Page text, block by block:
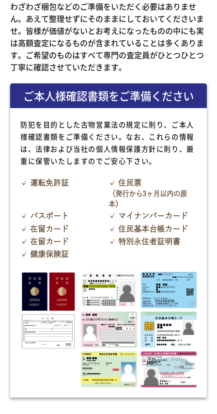
わざわざ梱包などのご準備をいただく必要はありませ
ん。あえて整理せずにそのままにしておいてくださいま
せ。皆様が価値がないとお考えになったものの中にも実
は高額査定になるものが含まれていることは多くありま
す。ご希望のものはすべて専門の査定員がひとつひとつ
丁寧に確認させていただきます。
ご本人様確認書類をご準備ください
防犯を目的とした古物営業法の規定に則り、ご本人
様確認書類をご準備ください。なお、これらの情報
は、法律および当社の個人情報保護方針に則り、厳
重に保管いたしますのでご安心下さい。
運転免許証 住民票
（発行から3ヶ月以内の原
本）
パスポート
マイナンバーカード
在留カード
住民基本台帳カード
在留カード
特別永住者証明書
健康保険証